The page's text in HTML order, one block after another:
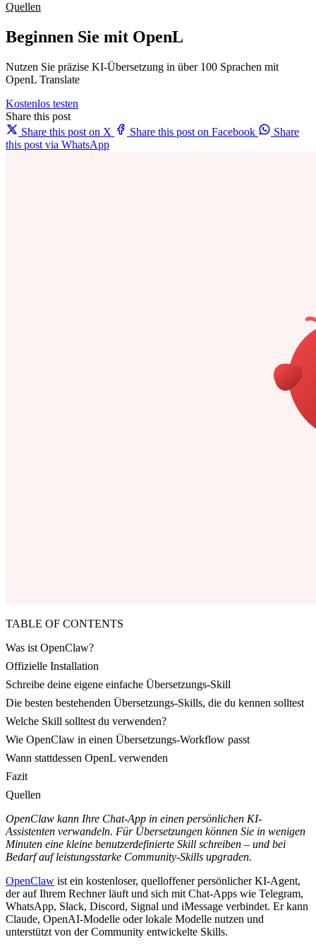
Quellen
Beginnen Sie mit OpenL
Nutzen Sie präzise KI-Übersetzung in über 100 Sprachen mit
OpenL Translate
Kostenlos testen
Share this post
Share this post on X
Share this post on Facebook
Share
this post via WhatsApp
TABLE OF CONTENTS
Was ist OpenClaw?
Offizielle Installation
Schreibe deine eigene einfache Übersetzungs-Skill
Die besten bestehenden Übersetzungs-Skills, die du kennen solltest
Welche Skill solltest du verwenden?
Wie OpenClaw in einen Übersetzungs-Workflow passt
Wann stattdessen OpenL verwenden
Fazit
Quellen
OpenClaw kann Ihre Chat-App in einen persönlichen KI-
Assistenten verwandeln. Für Übersetzungen können Sie in wenigen
Minuten eine kleine benutzerdefinierte Skill schreiben – und bei
Bedarf auf leistungsstarke Community-Skills upgraden.
OpenClaw ist ein kostenloser, quelloffener persönlicher KI-Agent,
der auf Ihrem Rechner läuft und sich mit Chat-Apps wie Telegram,
WhatsApp, Slack, Discord, Signal und iMessage verbindet. Er kann
Claude, OpenAI-Modelle oder lokale Modelle nutzen und
unterstützt von der Community entwickelte Skills.